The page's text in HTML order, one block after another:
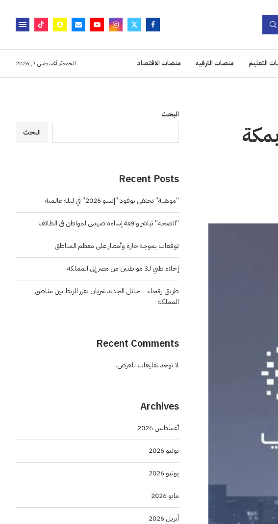
التعليم منصات الترفيه منصات الاقتصاد الجمعة, أغسطس 7, 2026
البحث
البحث
Recent Posts
“موهبة” تحتفي بوفود “إنسو 2026” في ليلة عالمية
“الصحة” تباشر واقعة إساءة صيدلي لمواطن في الطائف
توقعات بموجة حارة وأمطار على معظم المناطق
إخلاء طبي لـ3 مواطنين من مصر إلى المملكة
طريق رفحاء – حائل الجديد شريان يعزز الربط بين مناطق
المملكة
Recent Comments
لا توجد تعليقات للعرض.
Archives
أغسطس 2026
يوليو 2026
يونيو 2026
مايو 2026
أبريل 2026